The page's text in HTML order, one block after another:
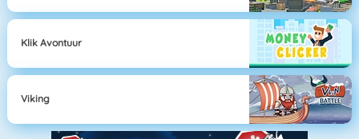
Klik Avontuur
Viking